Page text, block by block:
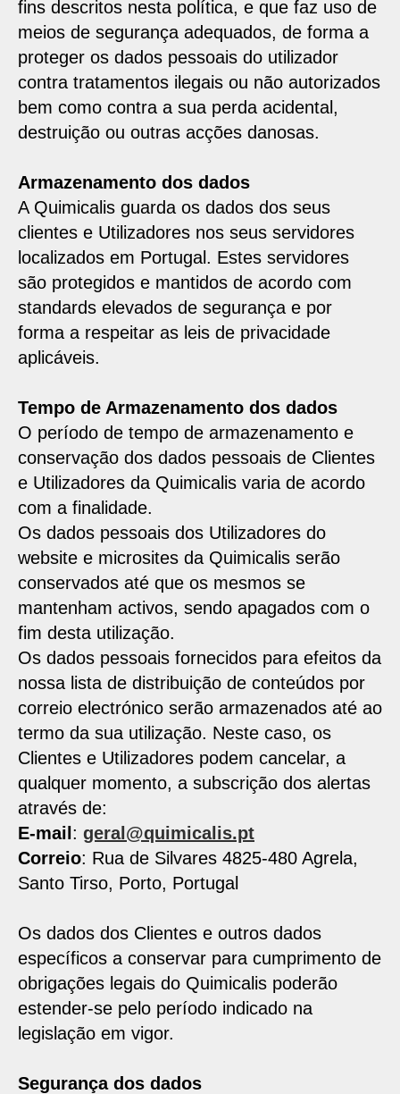
fins descritos nesta política, e que faz uso de
meios de segurança adequados, de forma a
proteger os dados pessoais do utilizador
contra tratamentos ilegais ou não autorizados
bem como contra a sua perda acidental,
destruição ou outras acções danosas.
Armazenamento dos dados
A Quimicalis guarda os dados dos seus
clientes e Utilizadores nos seus servidores
localizados em Portugal. Estes servidores
são protegidos e mantidos de acordo com
standards elevados de segurança e por
forma a respeitar as leis de privacidade
aplicáveis.
Tempo de Armazenamento dos dados
O período de tempo de armazenamento e
conservação dos dados pessoais de Clientes
e Utilizadores da Quimicalis varia de acordo
com a finalidade.
Os dados pessoais dos Utilizadores do
website e microsites da Quimicalis serão
conservados até que os mesmos se
mantenham activos, sendo apagados com o
fim desta utilização.
Os dados pessoais fornecidos para efeitos da
nossa lista de distribuição de conteúdos por
correio electrónico serão armazenados até ao
termo da sua utilização. Neste caso, os
Clientes e Utilizadores podem cancelar, a
qualquer momento, a subscrição dos alertas
através de:
E-mail : geral@quimicalis.pt
Correio: Rua de Silvares 4825-480 Agrela,
Santo Tirso, Porto, Portugal
Os dados dos Clientes e outros dados
específicos a conservar para cumprimento de
obrigações legais do Quimicalis poderão
estender-se pelo período indicado na
legislação em vigor.
Segurança dos dados